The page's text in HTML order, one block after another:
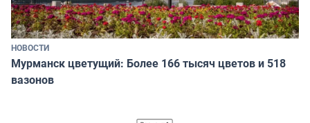
НОВОСТИ
Мурманск цветущий: Более 166 тысяч цветов и 518
вазонов